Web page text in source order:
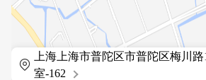
上海上海市普陀区市普陀区梅川路
室-162